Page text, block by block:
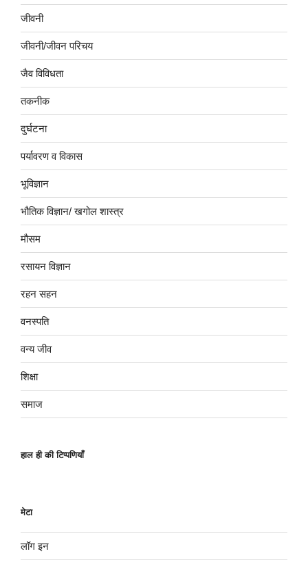
जीवनी
जीवनी/जीवन परिचय
जैव विविधता
तकनीक
दुर्घटना
पर्यावरण व विकास
भूविज्ञान
भौतिक विज्ञान/ खगोल शास्त्र
मौसम
रसायन विज्ञान
रहन सहन
वनस्पति
वन्य जीव
शिक्षा
समाज
हाल ही की टिप्पणियाँ
मेटा
लॉग इन